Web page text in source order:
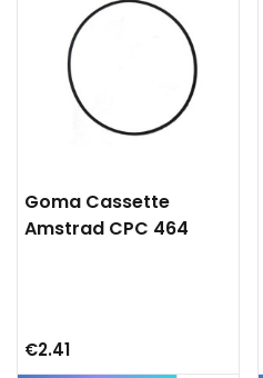
Goma Cassette
Amstrad CPC 464
€2.41